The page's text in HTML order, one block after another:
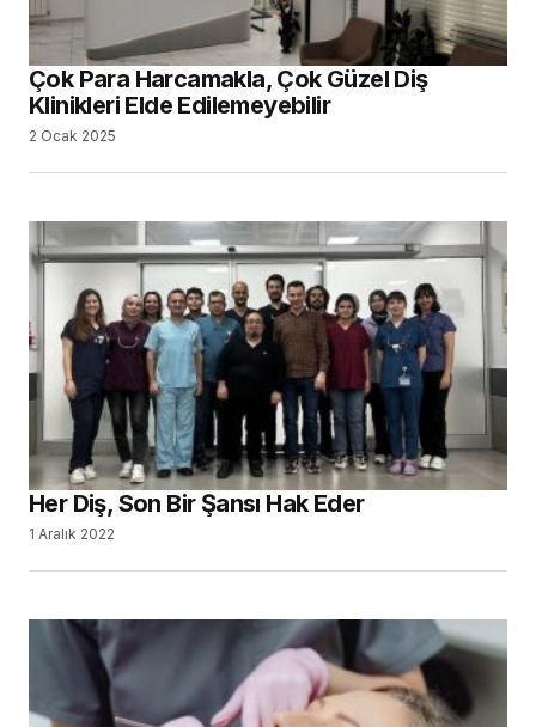
Çok Para Harcamakla, Çok Güzel Diş
Klinikleri Elde Edilemeyebilir
2 Ocak 2025
Her Diş, Son Bir Şansı Hak Eder
1 Aralık 2022